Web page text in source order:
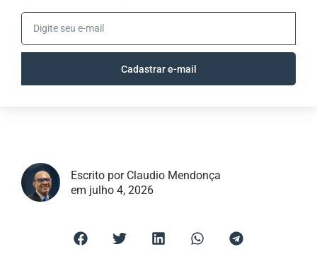
Cadastrar e-mail
Escrito por Claudio Mendonça
em julho 4, 2026